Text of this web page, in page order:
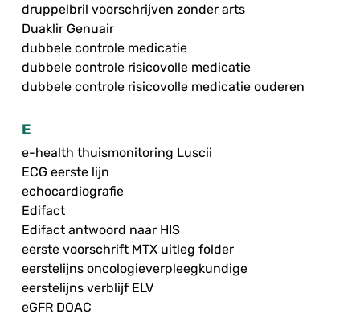
druppelbril voorschrijven zonder arts
Duaklir Genuair
dubbele controle medicatie
dubbele controle risicovolle medicatie
dubbele controle risicovolle medicatie ouderen
E
e-health thuismonitoring Luscii
ECG eerste lijn
echocardiografie
Edifact
Edifact antwoord naar HIS
eerste voorschrift MTX uitleg folder
eerstelijns oncologieverpleegkundige
eerstelijns verblijf ELV
eGFR DOAC